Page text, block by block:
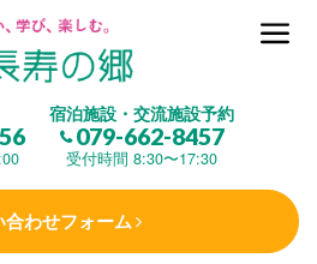
宿泊施設・交流施設予約
079-662-8457
受付時間 8:30〜17:30
合わせフォーム